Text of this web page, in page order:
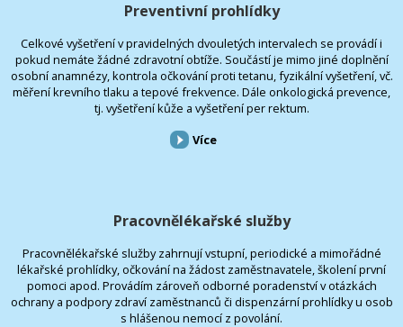
Preventivní prohlídky
Celkové vyšetření v pravidelných dvouletých intervalech se provádí i
pokud nemáte žádné zdravotní obtíže. Součástí je mimo jiné doplnění
osobní anamnézy, kontrola očkování proti tetanu, fyzikální vyšetření, vč.
měření krevního tlaku a tepové frekvence. Dále onkologická prevence,
tj. vyšetření kůže a vyšetření per rektum.
Více
Pracovnělékařské služby
Pracovnělékařské služby zahrnují vstupní, periodické a mimořádné
lékařské prohlídky, očkování na žádost zaměstnavatele, školení první
pomoci apod. Provádím zároveň odborné poradenství v otázkách
ochrany a podpory zdraví zaměstnanců či dispenzární prohlídky u osob
s hlášenou nemocí z povolání.